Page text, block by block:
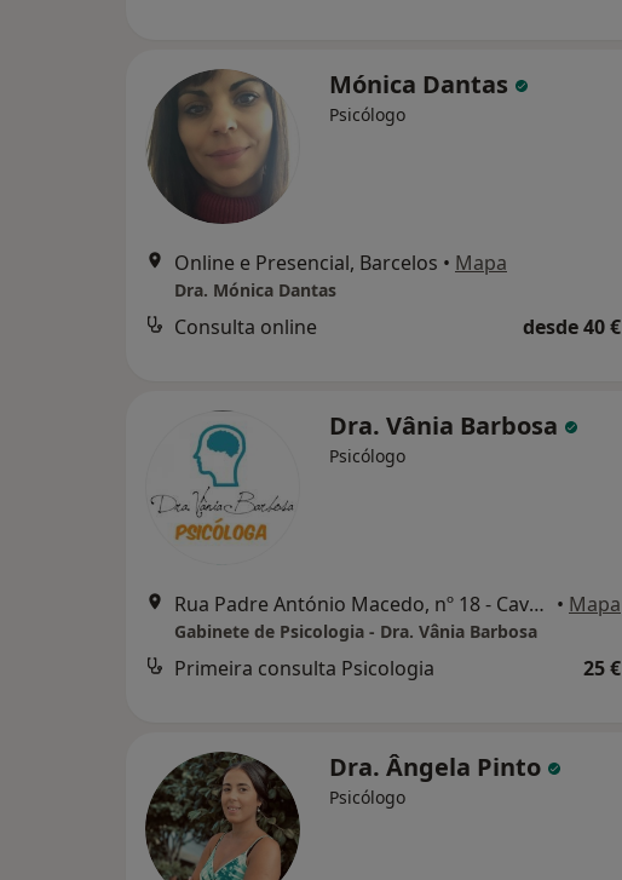
Mónica Dantas
Psicólogo
Online e Presencial, Barcelos • Mapa
Dra. Mónica Dantas
Consulta online desde 40 €
Dra. Vânia Barbosa
Psicólogo
Rua Padre António Macedo, nº 18 - Cavalões, Vila Nova de Famalicão • Mapa
Gabinete de Psicologia - Dra. Vânia Barbosa
Primeira consulta Psicologia 25 €
Dra. Ângela Pinto
Psicólogo